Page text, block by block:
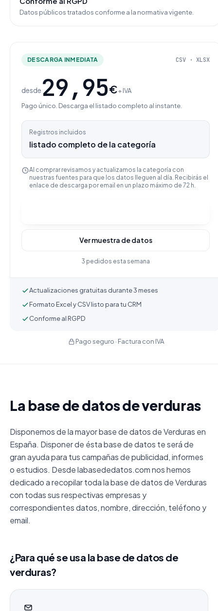
Datos públicos tratados conforme a la normativa vigente.
DESCARGA INMEDIATA CSV · XLSX
desde 29,95€+ IVA
Pago único. Descarga el listado completo al instante.
Registros incluidos
listado completo de la categoría
Al comprar revisamos y actualizamos la categoría con
nuestras fuentes para que los datos lleguen al día. Recibirás el
enlace de descarga por email en un plazo máximo de 72 h.
Ver muestra de datos
3 pedidos esta semana
Actualizaciones gratuitas durante 3 meses
Formato Excel y CSV listo para tu CRM
Conforme al RGPD
Pago seguro · Factura con IVA
La base de datos de verduras
Disponemos de la mayor base de datos de Verduras en
España. Disponer de ésta base de datos te será de
gran ayuda para tus campañas de publicidad, informes
o estudios. Desde labasededatos.com nos hemos
dedicado a recopilar toda la base de datos de Verduras
con todas sus respectivas empresas y
correspondientes datos, nombre, dirección, teléfono y
email.
¿Para qué se usa la base de datos de
verduras?